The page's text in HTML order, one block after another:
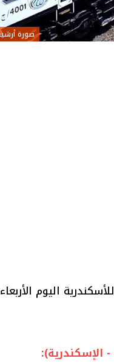
صورة
للأسكندرية اليوم
- الإسكندرية):